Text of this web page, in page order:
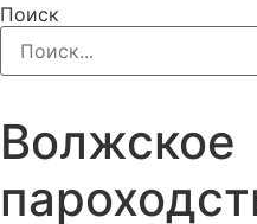
Поиск
Волжское